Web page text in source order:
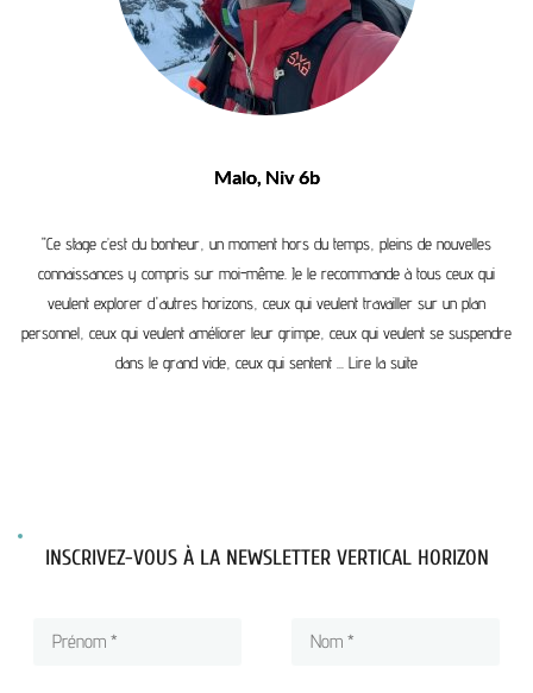
Malo, Niv 6b
"Ce stage c’est du bonheur, un moment hors du temps, pleins de nouvelles
connaissances y compris sur moi-même. Je le recommande à tous ceux qui
veulent explorer d'autres horizons, ceux qui veulent travailler sur un plan
personnel, ceux qui veulent améliorer leur grimpe, ceux qui veulent se suspendre
dans le grand vide, ceux qui sentent ... Lire la suite
INSCRIVEZ-VOUS À LA NEWSLETTER VERTICAL HORIZON